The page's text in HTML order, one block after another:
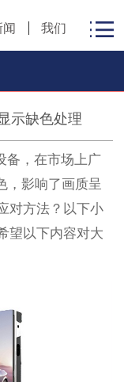
闻 我们
示缺色处理
备，在市场上广
，影响了画质呈
对方法？以下小
望以下内容对大